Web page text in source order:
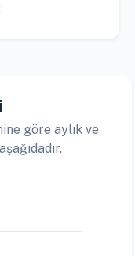
göre aylık ve